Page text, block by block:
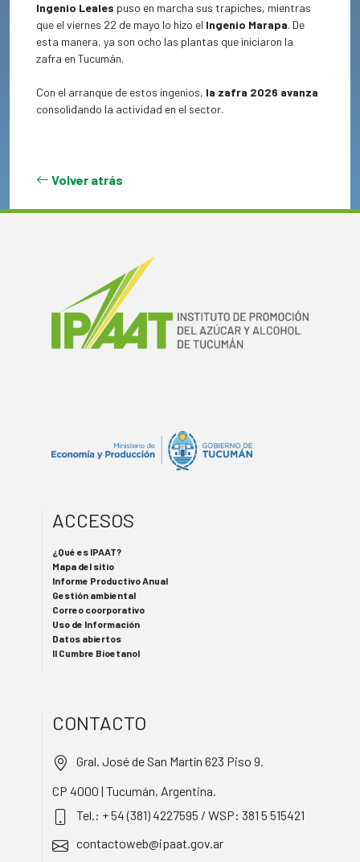
Ingenio Leales puso en marcha sus trapiches, mientras
que el viernes 22 de mayo lo hizo el Ingenio Marapa. De
esta manera, ya son ocho las plantas que iniciaron la
zafra en Tucumán.
Con el arranque de estos ingenios, la zafra 2026 avanza
consolidando la actividad en el sector.
Volver atrás
ACCESOS
¿Qué es IPAAT?
Mapa del sitio
Informe Productivo Anual
Gestión ambiental
Correo coorporativo
Uso de Información
Datos abiertos
II Cumbre Bioetanol
CONTACTO
Gral. José de San Martín 623 Piso 9.
CP 4000 | Tucumán, Argentina.
Tel.: + 54 (381) 4227595 / WSP: 381 5 515421
contactoweb@ipaat.gov.ar